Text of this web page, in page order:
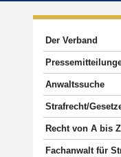
Der Verband
Anwaltssuche
Strafrecht/
Recht von A bis Z
Fachanwalt für